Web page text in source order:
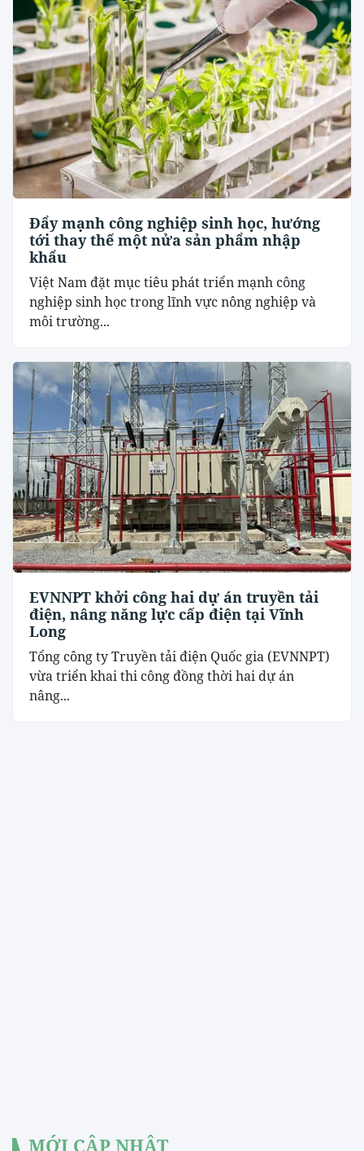
Đẩy mạnh công nghiệp sinh học, hướng
tới thay thế một nửa sản phẩm nhập
khẩu
Việt Nam đặt mục tiêu phát triển mạnh công
nghiệp sinh học trong lĩnh vực nông nghiệp và
môi trường...
EVNNPT khởi công hai dự án truyền tải
điện, nâng năng lực cấp điện tại Vĩnh
Long
Tổng công ty Truyền tải điện Quốc gia (EVNNPT)
vừa triển khai thi công đồng thời hai dự án
nâng...
MỚI CẬP NHẬT